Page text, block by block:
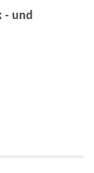
- und